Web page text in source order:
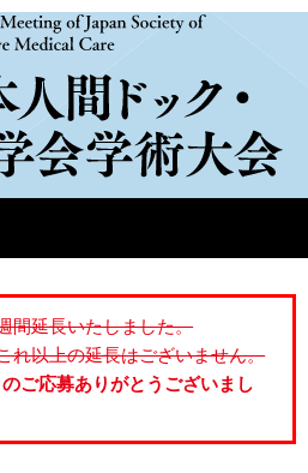
間延長いたしました。
れ以上の延長はございません。
ご応募ありがとうございまし